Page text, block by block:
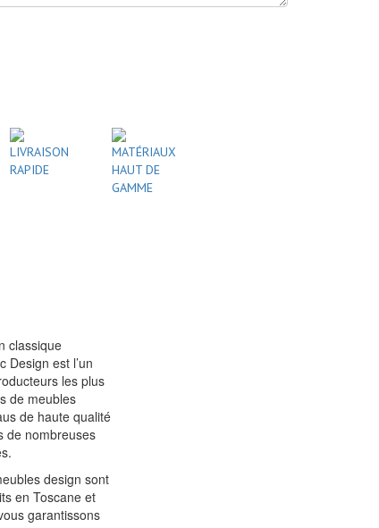
LIVRAISON
RAPIDE
MATÉRIAUX
HAUT DE
GAMME
classique
Design est l’un
les plus
de meubles
de haute qualité
de nombreuses
design sont
en Toscane et
garantissons